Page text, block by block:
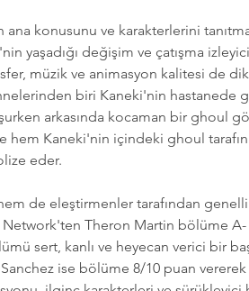
yaşadığı değişim ve çatışma
müzik ve animasyon kalitesi de
biri Kaneki'nin hastanede
arkasında kocaman bir ghoul
hem Kaneki'nin içindeki ghoul
eder.
Network'ten Theron Martin bölüme
sert, kanlı ve heyecan verici bir
ise bölüme 8/10 puan